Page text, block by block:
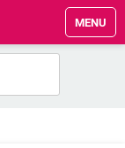
MENU